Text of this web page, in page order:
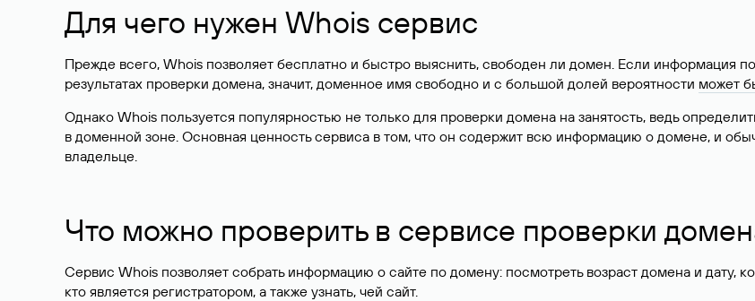
Для чего нужен Whois сервис
Прежде всего, Whois позволяет бесплатно и быстро выяснить, свободен ли домен. Если информация
результатах проверки домена, значит, доменное имя свободно и с большой долей вероятности может
Однако Whois пользуется популярностью не только для проверки домена на занятость, ведь
в доменной зоне. Основная ценность сервиса в том, что он содержит всю информацию о домене, и
владельце.
Что можно проверить в сервисе проверки
Сервис Whois позволяет собрать информацию о сайте по домену: посмотреть возраст домена и дату,
кто является регистратором, а также узнать, чей сайт.